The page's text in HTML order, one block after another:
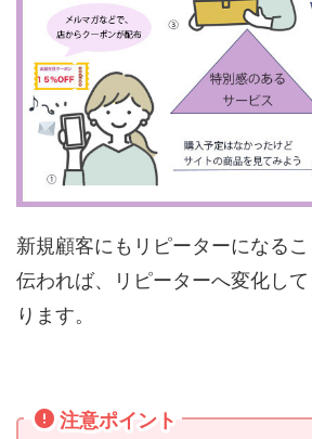
新規顧客にもリピーターになる
伝われば、リピーターへ変化し
ります。
注意ポイント